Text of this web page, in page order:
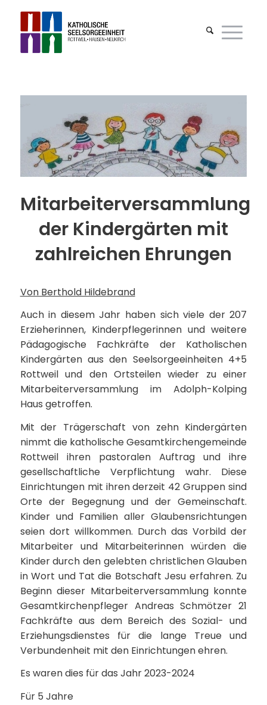
Mitarbeiterversammlung
der Kindergärten mit
zahlreichen Ehrungen
Von Berthold Hildebrand
Auch in diesem Jahr haben sich viele der 207
Erzieherinnen, Kinderpflegerinnen und weitere
Pädagogische Fachkräfte der Katholischen
Kindergärten aus den Seelsorgeeinheiten 4+5
Rottweil und den Ortsteilen wieder zu einer
Mitarbeiterversammlung im Adolph-Kolping
Haus getroffen.
Mit der Trägerschaft von zehn Kindergärten
nimmt die katholische Gesamtkirchengemeinde
Rottweil ihren pastoralen Auftrag und ihre
gesellschaftliche Verpflichtung wahr. Diese
Einrichtungen mit ihren derzeit 42 Gruppen sind
Orte der Begegnung und der Gemeinschaft.
Kinder und Familien aller Glaubensrichtungen
seien dort willkommen. Durch das Vorbild der
Mitarbeiter und Mitarbeiterinnen würden die
Kinder durch den gelebten christlichen Glauben
in Wort und Tat die Botschaft Jesu erfahren. Zu
Beginn dieser Mitarbeiterversammlung konnte
Gesamtkirchenpfleger Andreas Schmötzer 21
Fachkräfte aus dem Bereich des Sozial- und
Erziehungsdienstes für die lange Treue und
Verbundenheit mit den Einrichtungen ehren.
Es waren dies für das Jahr 2023-2024
Für 5 Jahre